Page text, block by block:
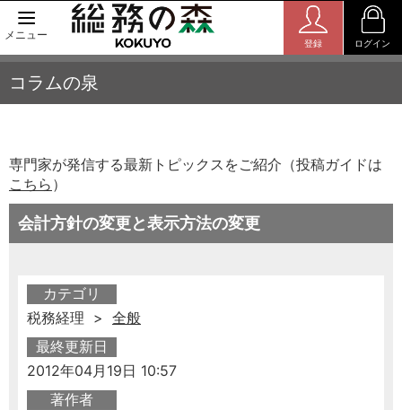
メニュー
登録 ログイン
コラムの泉
専門家が発信する最新トピックスをご紹介（投稿ガイドは
こちら ）
会計方針の変更と表示方法の変更
カテゴリ
税務経理 > 全般
最終更新日
2012年04月19日 10:57
著作者